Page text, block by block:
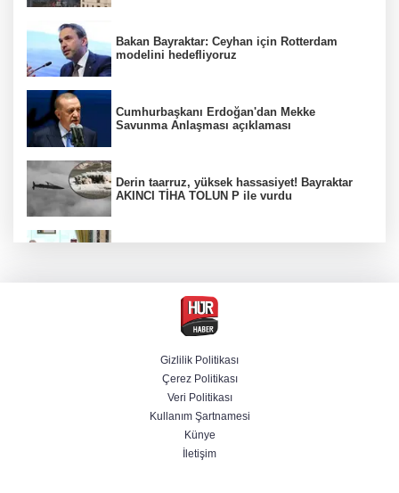
Bakan Bayraktar: Ceyhan için Rotterdam
modelini hedefliyoruz
Cumhurbaşkanı Erdoğan'dan Mekke
Savunma Anlaşması açıklaması
Derin taarruz, yüksek hassasiyet! Bayraktar
AKINCI TİHA TOLUN P ile vurdu
Ankara'da "değnekçilik" operasyonu: 10
BM'nin teklifine Türk tarafından kabul,
Rumlardan ret
Venezuela'da iktidar partisi ile muhalefet
Gizlilik Politikası
Çerez Politikası
Veri Politikası
Kullanım Şartnamesi
Künye
İletişim